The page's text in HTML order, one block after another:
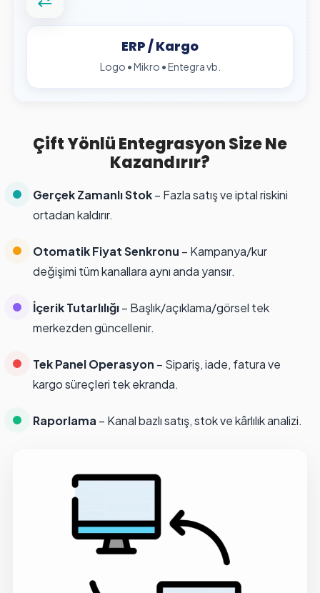
ERP / Kargo
Logo • Mikro • Entegra vb.
Çift Yönlü Entegrasyon Size Ne
Kazandırır?
Gerçek Zamanlı Stok– Fazla satış ve iptal riskini
ortadan kaldırır.
Otomatik Fiyat Senkronu – Kampanya/kur
değişimi tüm kanallara aynı anda yansır.
İçerik Tutarlılığı– Başlık/açıklama/görsel tek
merkezden güncellenir.
Tek Panel Operasyon – Sipariş, iade, fatura ve
kargo süreçleri tek ekranda.
Raporlama – Kanal bazlı satış, stok ve kârlılık analizi.
Demo • 00:28